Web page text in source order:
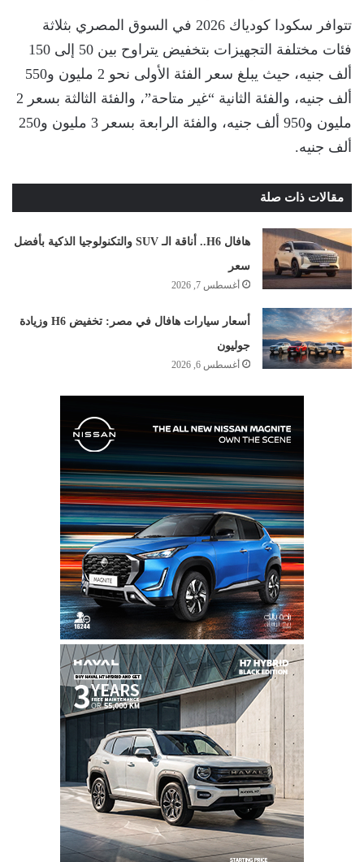
تتوافر سكودا كودياك 2026 في السوق المصري بثلاثة
فئات مختلفة التجهيزات بتخفيض يتراوح بين 50 إلى 150
ألف جنيه، حيث يبلغ سعر الفئة الأولى نحو 2 مليون و550
ألف جنيه، والفئة الثانية “غير متاحة”، والفئة الثالثة بسعر 2
مليون و950 ألف جنيه، والفئة الرابعة بسعر 3 مليون و250
ألف جنيه.
مقالات ذات صلة
هافال H6.. أناقة الـ SUV والتكنولوجيا الذكية بأفضل
سعر
أغسطس 7, 2026
أسعار سيارات هافال في مصر: تخفيض H6 وزيادة
جوليون
أغسطس 6, 2026